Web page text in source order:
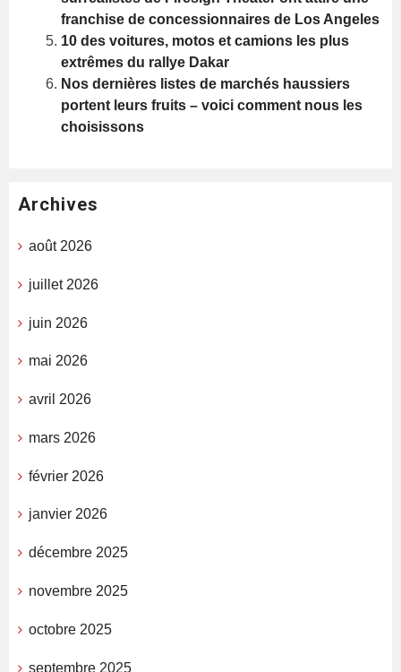
franchise de concessionnaires de Los Angeles
10 des voitures, motos et camions les plus
extrêmes du rallye Dakar
Nos dernières listes de marchés haussiers
portent leurs fruits – voici comment nous les
choisissons
Archives
août 2026
juillet 2026
juin 2026
mai 2026
avril 2026
mars 2026
février 2026
janvier 2026
décembre 2025
novembre 2025
octobre 2025
septembre 2025